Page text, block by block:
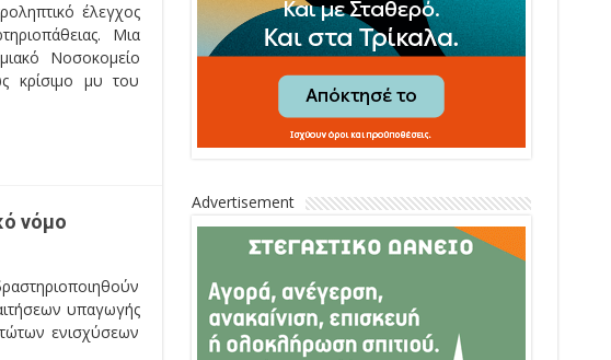
έλεγχος
Μια
Νοσοκομείο
κρίσιμο μυ του
νόμο
υπαγωγής
ενισχύσεων
Advertisement